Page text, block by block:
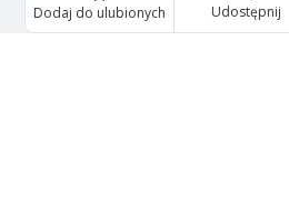
Dodaj do ulubionych Udostępnij